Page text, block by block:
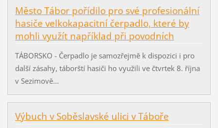
Město Tábor pořídilo pro své profesionální
hasiče velkokapacitní čerpadlo, které by
mohli využít například při povodních
TÁBORSKO - Čerpadlo je samozřejmě k dispozici i pro
další zásahy, táborští hasiči ho využili ve čtvrtek 8. října
v Sezimově...
Výbuch v Soběslavské ulici v Táboře